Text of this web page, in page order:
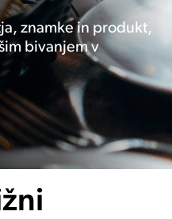
znamke in produkt,
bivanjem v